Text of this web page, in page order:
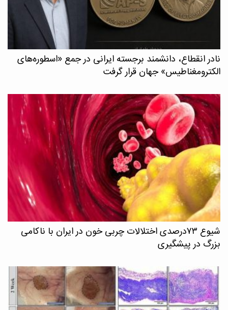
نادر انقطاع، دانشمند برجسته ایرانی در جمع «اسطوره‌های
الکترومغناطیس» جهان قرار گرفت
شیوع ۷۳درصدی اختلالات چربی خون در ایران با ناکامی
بزرگ در پیشگیری